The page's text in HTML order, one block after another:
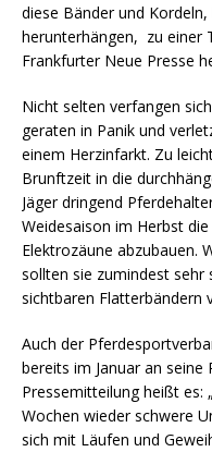
diese Bänder und
herunterhängen, zu einer
Frankfurter Neue Presse
Nicht selten verfangen
geraten in Panik und
einem Herzinfarkt. Zu
Brunftzeit in die
Jäger dringend
Weidesaison im Herbst
Elektrozäune abzubauen.
sollten sie zumindest
sichtbaren Flatterbändern
Auch der
bereits im Januar an
Pressemitteilung heißt es:
Wochen wieder schwere
sich mit Läufen und